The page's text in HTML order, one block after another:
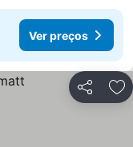
Ver preços
Partilhar